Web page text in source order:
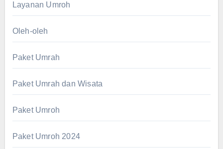
Layanan Umroh
Oleh-oleh
Paket Umrah
Paket Umrah dan Wisata
Paket Umroh
Paket Umroh 2024